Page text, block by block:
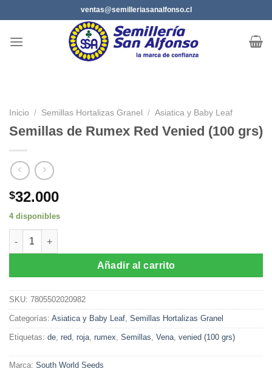
al
contenido
ventas@semilleriasanalfonso.cl
Inicio / Semillas Hortalizas Granel / Asiatica y Baby Leaf
Semillas de Rumex Red Venied (100 grs)
$32.000
4 disponibles
Semillas de Rumex Red Venied (100 grs) cantidad
Añadir al carrito
SKU: 7805502020982
Categorías: Asiatica y Baby Leaf, Semillas Hortalizas Granel
Etiquetas: de, red, roja, rumex, Semillas, Vena, venied (100 grs)
Marca: South World Seeds